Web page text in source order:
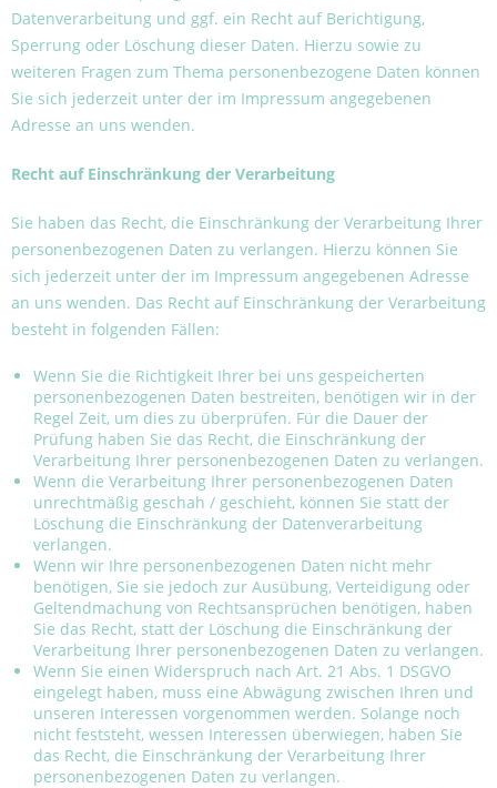
Datenverarbeitung und ggf. ein Recht auf Berichtigung,
Sperrung oder Löschung dieser Daten. Hierzu sowie zu
weiteren Fragen zum Thema personenbezogene Daten können
Sie sich jederzeit unter der im Impressum angegebenen
Adresse an uns wenden.
Recht auf Einschränkung der Verarbeitung
Sie haben das Recht, die Einschränkung der Verarbeitung Ihrer
personenbezogenen Daten zu verlangen. Hierzu können Sie
sich jederzeit unter der im Impressum angegebenen Adresse
an uns wenden. Das Recht auf Einschränkung der Verarbeitung
besteht in folgenden Fällen:
Wenn Sie die Richtigkeit Ihrer bei uns gespeicherten
personenbezogenen Daten bestreiten, benötigen wir in der
Regel Zeit, um dies zu überprüfen. Für die Dauer der
Prüfung haben Sie das Recht, die Einschränkung der
Verarbeitung Ihrer personenbezogenen Daten zu verlangen.
Wenn die Verarbeitung Ihrer personenbezogenen Daten
unrechtmäßig geschah / geschieht, können Sie statt der
Löschung die Einschränkung der Datenverarbeitung
verlangen.
Wenn wir Ihre personenbezogenen Daten nicht mehr
benötigen, Sie sie jedoch zur Ausübung, Verteidigung oder
Geltendmachung von Rechtsansprüchen benötigen, haben
Sie das Recht, statt der Löschung die Einschränkung der
Verarbeitung Ihrer personenbezogenen Daten zu verlangen.
Wenn Sie einen Widerspruch nach Art. 21 Abs. 1 DSGVO
eingelegt haben, muss eine Abwägung zwischen Ihren und
unseren Interessen vorgenommen werden. Solange noch
nicht feststeht, wessen Interessen überwiegen, haben Sie
das Recht, die Einschränkung der Verarbeitung Ihrer
personenbezogenen Daten zu verlangen.